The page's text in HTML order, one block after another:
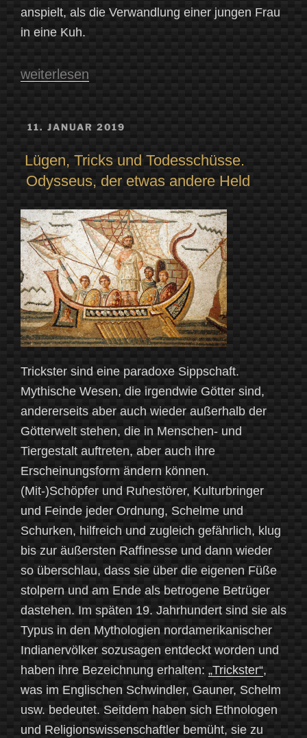
anspielt, als die Verwandlung einer jungen Frau
in eine Kuh.
„Verwandlung“
weiterlesen
VERÖFFENTLICHT
11. JANUAR 2019
Lügen, Tricks und Todesschüsse.
Odysseus, der etwas andere Held
Trickster sind eine paradoxe Sippschaft.
Mythische Wesen, die irgendwie Götter sind,
andererseits aber auch wieder außerhalb der
Götterwelt stehen, die in Menschen- und
Tiergestalt auftreten, aber auch ihre
Erscheinungsform ändern können.
(Mit-)Schöpfer und Ruhestörer, Kulturbringer
und Feinde jeder Ordnung, Schelme und
Schurken, hilfreich und zugleich gefährlich, klug
bis zur äußersten Raffinesse und dann wieder
so überschlau, dass sie über die eigenen Füße
stolpern und am Ende als betrogene Betrüger
dastehen. Im späten 19. Jahrhundert sind sie als
Typus in den Mythologien nordamerikanischer
Indianervölker sozusagen entdeckt worden und
haben ihre Bezeichnung erhalten: „Trickster“,
was im Englischen Schwindler, Gauner, Schelm
usw. bedeutet. Seitdem haben sich Ethnologen
und Religionswissenschaftler bemüht, sie zu